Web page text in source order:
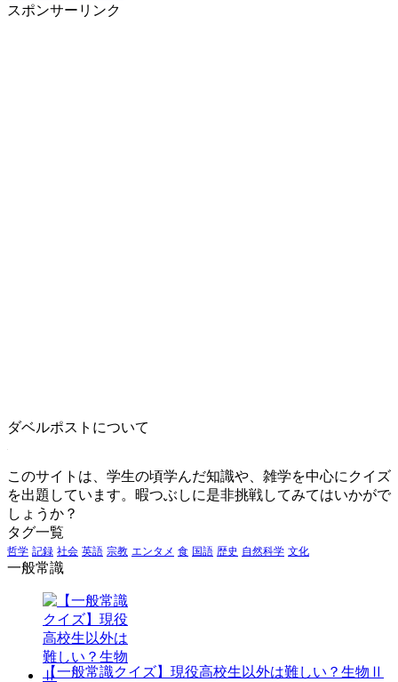
スポンサーリンク
ダベルポストについて
このサイトは、学生の頃学んだ知識や、雑学を中心にクイズ
を出題しています。暇つぶしに是非挑戦してみてはいかがで
しょうか？
タグ一覧
哲学 記録 社会 英語 宗教 エンタメ 食 国語 歴史 自然科学 文化
一般常識
【一般常識クイズ】現役高校生以外は難しい？生物Ⅱ